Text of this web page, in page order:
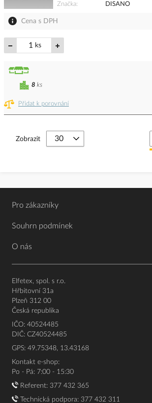
Značka
DISANO
Cena s DPH
ks
Přidat k porovnání
8 ks
Zobrazit
Pro zákazníky
Souhrn podmínek
O nás
Elfetex, spol. s r.o.
Hřbitovní 31a
Plzeň 312 00
Česká republika
IČO: 40524485
DIČ: CZ40524485
GPS: 49.75348, 13.43168
Kontakt e-shop:
Po - Pá: 7:00 - 15:30
Referent: 377 432 365
Technická podpora: 377 432 311